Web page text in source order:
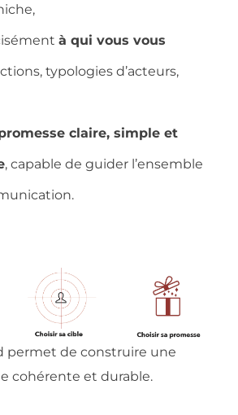
à qui vous vous
typologies d’acteurs,
claire, simple et
, capable de guider l’ensemble
permet de construire une
cohérente et durable.